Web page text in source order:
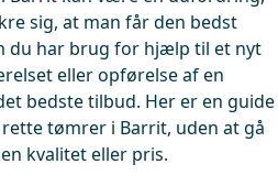
sig, at man får den bedst
du har brug for hjælp til et nyt
eller opførelse af en
bedste tilbud. Her er en guide
tømrer i Barrit, uden at gå
kvalitet eller pris.